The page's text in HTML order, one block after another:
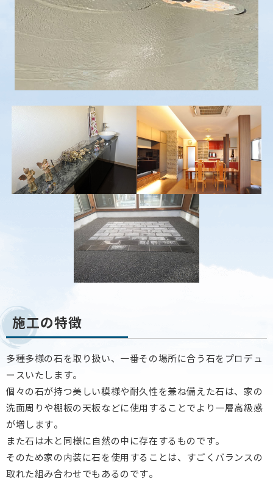
施工の特徴
多種多様の石を取り扱い、一番その場所に合う石をプロデュ
ースいたします。
個々の石が持つ美しい模様や耐久性を兼ね備えた石は、家の
洗面周りや棚板の天板などに使用することでより一層高級感
が増します。
また石は木と同様に自然の中に存在するものです。
そのため家の内装に石を使用することは、すごくバランスの
取れた組み合わせでもあるのです。